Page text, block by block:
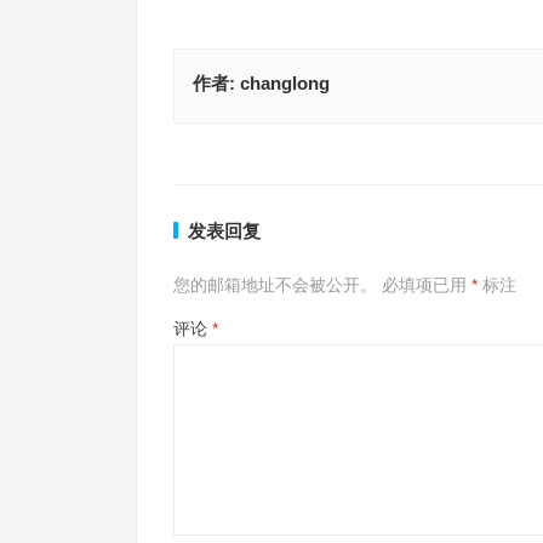
作者: changlong
发表回复
您的邮箱地址不会被公开。 必填项已用 * 标注
评论 *